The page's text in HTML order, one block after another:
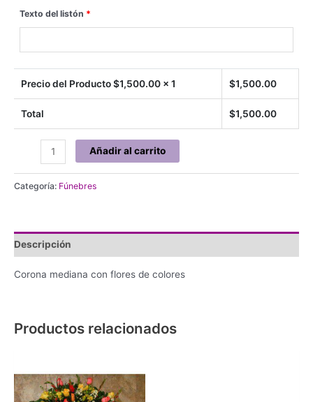
Texto del listón *
Precio del Producto $1,500.00 x 1 $1,500.00
Total $1,500.00
mediana
con
flores
#0206
Añadir al carrito
Categoría: Fúnebres
Descripción
Corona mediana con flores de colores
Productos relacionados